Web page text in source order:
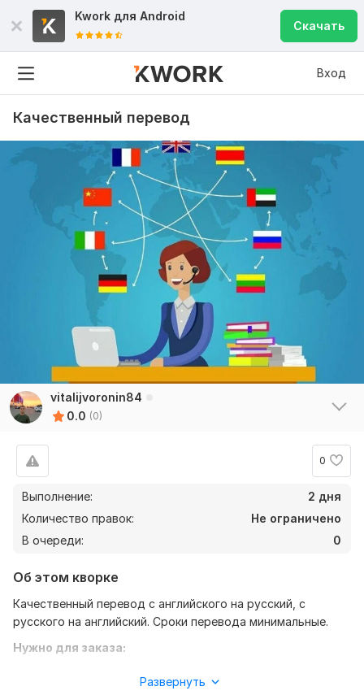
Kwork для Android
Скачать
Вход
Качественный перевод
vitalijvoronin84
0.0 (0)
0
Выполнение:
2 дня
Количество правок:
Не ограничено
В очереди:
0
Об этом кворке
Качественный перевод с английского на русский, с
русского на английский. Сроки перевода минимальные.
Нужно для заказа:
фото, аудио перевод, в кратчайшие строки выполнения
Развернуть